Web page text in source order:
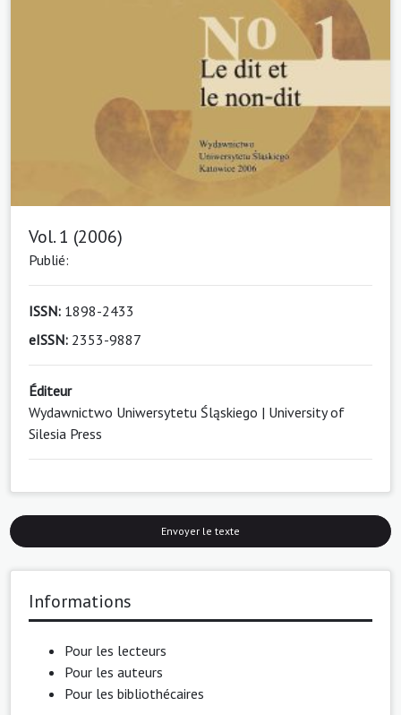
Vol. 1 (2006)
Publié:
ISSN: 1898-2433
eISSN: 2353-9887
Éditeur
Wydawnictwo Uniwersytetu Śląskiego | University of
Silesia Press
Envoyer le texte
Informations
Pour les lecteurs
Pour les auteurs
Pour les bibliothécaires